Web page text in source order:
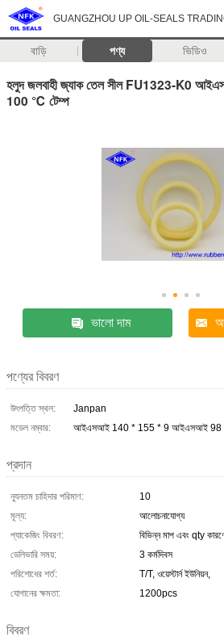
GUANGZHOU UP OIL-SEALS
বাড়ি পণ্য ভিডিও
হলুদ জলবাহী জ্যাক তেল সীল FU1323-K0
100 ℃ টেম্প
ভালো দাম
পণ্যের বিবরণ
উৎপত্তি স্থল:
Janpan
মডেল নম্বার:
আইএসআই 140 * 155 * 9 আইএসআই 98
প্রদান
ন্যূনতম চাহিদার পরিমাণ:
10
মূল্য:
আলোচনাযোগ্য
প্যাকেজিং বিবরণ:
বিভিন্ন মাপ এবং qty
ডেলিভারি সময়:
3 কর্মদিবস
পরিশোধের শর্ত:
T/T, ওয়েস্টার্ন ইউনিয়ন,
যোগানের ক্ষমতা:
1200pcs
বিবরণ